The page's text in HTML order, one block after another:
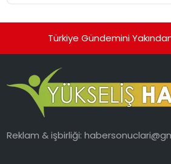
Türkiye Gündemini
Reklam & işbirliği: